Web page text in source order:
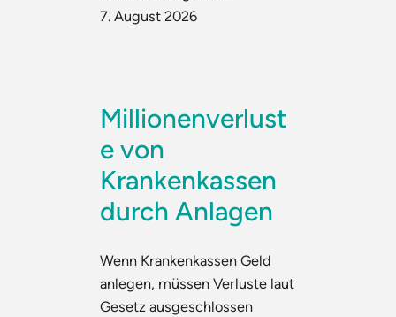
7. August 2026
Millionenverlust
e von
Krankenkassen
durch Anlagen
Wenn Krankenkassen Geld
anlegen, müssen Verluste laut
Gesetz ausgeschlossen